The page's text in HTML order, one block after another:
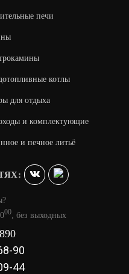
печи
котлы
для отдыха
и комплектующие
и печное литьё
00 , без выходных
90
44